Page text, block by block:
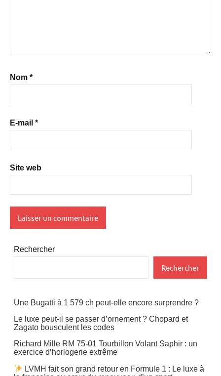
Nom *
E-mail *
Site web
Rechercher
Rechercher
Une Bugatti à 1 579 ch peut-elle encore surprendre ?
Le luxe peut-il se passer d’ornement ? Chopard et
Zagato bousculent les codes
Richard Mille RM 75-01 Tourbillon Volant Saphir : un
exercice d’horlogerie extrême
LVMH fait son grand retour en Formule 1 : Le luxe à